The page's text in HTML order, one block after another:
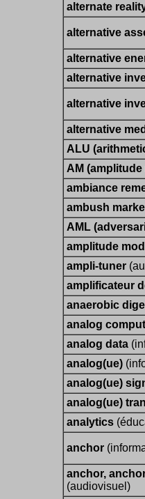
alternate
alternative
alternative
alternative
alternative
alternative
ALU
AM
ambiance
ambush
AML
amplitude
ampli-tuner
amplificateur
anaerobic
analog
analog data
analog(ue)
analog(ue)
analog(ue)
analytics
anchor
anchor,
(audiovisuel)